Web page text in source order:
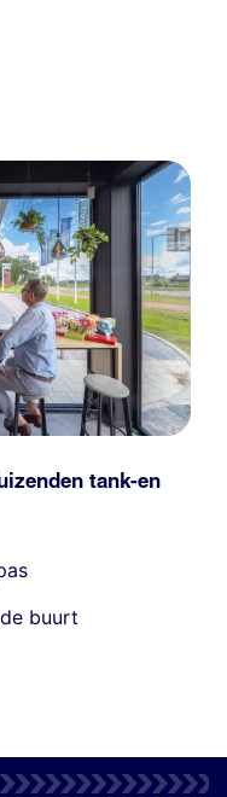
tank-en
buurt